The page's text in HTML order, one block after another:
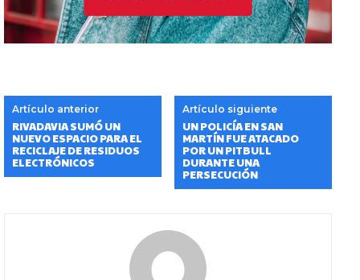
Artículo anterior
RIVADAVIA SUMÓ UN
NUEVO ESPACIO PARA EL
RECICLAJE DE RESIDUOS
ELECTRÓNICOS
Artículo siguiente
UN POLICÍA EN SAN
MARTÍN FUE ATACADO
POR UN PITBULL
DURANTE UNA
PERSECUCIÓN